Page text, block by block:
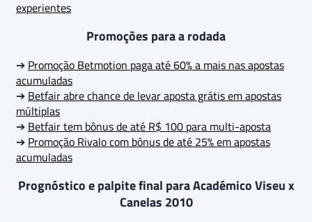
experientes
Promoções para a rodada
➔ Promoção Betmotion paga até 60% a mais nas apostas
acumuladas
➔ Betfair abre chance de levar aposta grátis em apostas
múltiplas
➔ Betfair tem bônus de até R$ 100 para multi-aposta
➔ Promoção Rivalo com bônus de até 25% em apostas
acumuladas
Prognóstico e palpite final para Académico Viseu x
Canelas 2010